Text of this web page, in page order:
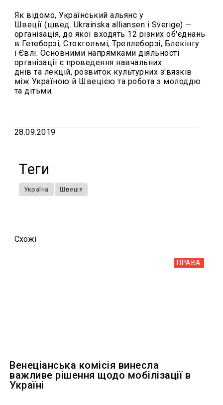
Як відомо, Український альянс у
Швеції (швед. Ukrainska alliansen i Sverige) —
організація, до якої входять 12 різних об'єднань
в Гетеборзі, Стокгольмі, Треллеборзі, Блекінгу
і Євлі. Основними напрямками діяльності
організації є проведення навчальних
днівта лекцій, розвиток культурних з'вязків
між Україною й Швецією та робота з молоддю
та дітьми.
28.09.2019
Теги
Україна Швеція
Схожi
ПРАВА
Венеціанська комісія винесла
важливе рішення щодо мобілізації в
Україні